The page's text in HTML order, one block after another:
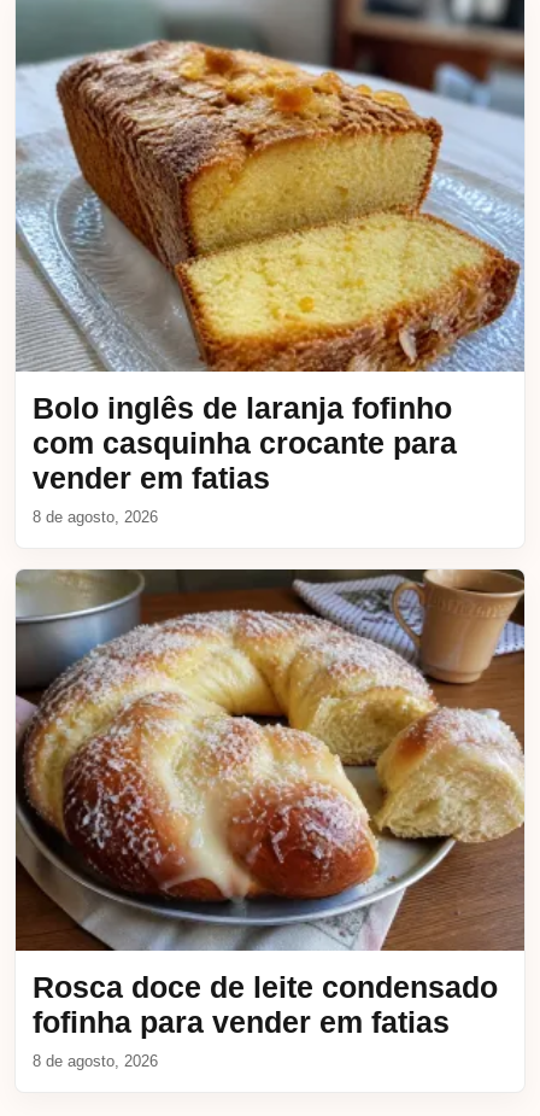
Bolo inglês de laranja fofinho
com casquinha crocante para
vender em fatias
8 de agosto, 2026
Rosca doce de leite condensado
fofinha para vender em fatias
8 de agosto, 2026